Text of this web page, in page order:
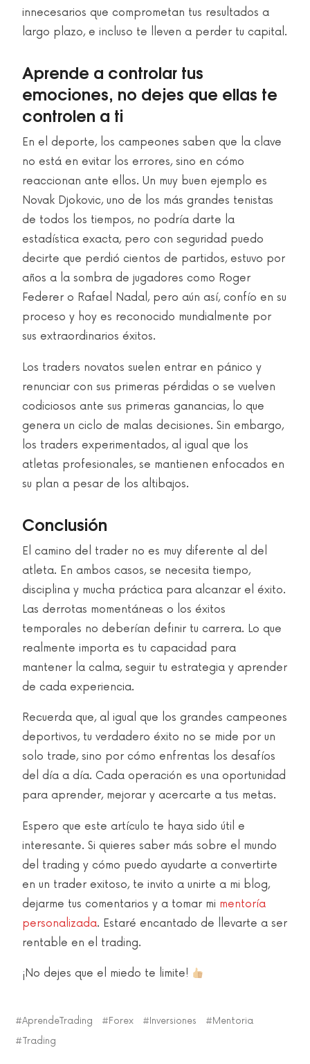
innecesarios que comprometan tus resultados a
largo plazo, e incluso te lleven a perder tu capital.
Aprende a controlar tus
emociones, no dejes que ellas te
controlen a ti
En el deporte, los campeones saben que la clave
no está en evitar los errores, sino en cómo
reaccionan ante ellos. Un muy buen ejemplo es
Novak Djokovic, uno de los más grandes tenistas
de todos los tiempos, no podría darte la
estadística exacta, pero con seguridad puedo
decirte que perdió cientos de partidos, estuvo por
años a la sombra de jugadores como Roger
Federer o Rafael Nadal, pero aún así, confío en su
proceso y hoy es reconocido mundialmente por
sus extraordinarios éxitos.
Los traders novatos suelen entrar en pánico y
renunciar con sus primeras pérdidas o se vuelven
codiciosos ante sus primeras ganancias, lo que
genera un ciclo de malas decisiones. Sin embargo,
los traders experimentados, al igual que los
atletas profesionales, se mantienen enfocados en
su plan a pesar de los altibajos.
Conclusión
El camino del trader no es muy diferente al del
atleta. En ambos casos, se necesita tiempo,
disciplina y mucha práctica para alcanzar el éxito.
Las derrotas momentáneas o los éxitos
temporales no deberían definir tu carrera. Lo que
realmente importa es tu capacidad para
mantener la calma, seguir tu estrategia y aprender
de cada experiencia.
Recuerda que, al igual que los grandes campeones
deportivos, tu verdadero éxito no se mide por un
solo trade, sino por cómo enfrentas los desafíos
del día a día. Cada operación es una oportunidad
para aprender, mejorar y acercarte a tus metas.
Espero que este artículo te haya sido útil e
interesante. Si quieres saber más sobre el mundo
del trading y cómo puedo ayudarte a convertirte
en un trader exitoso, te invito a unirte a mi blog,
dejarme tus comentarios y a tomar mi mentoría
personalizada. Estaré encantado de llevarte a ser
rentable en el trading.
¡No dejes que el miedo te limite!
AprendeTrading Forex Inversiones
Mentoria
Trading